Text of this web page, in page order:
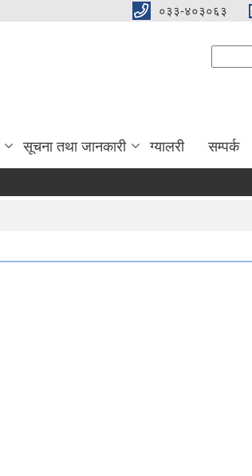
०३३-४०३०६३
सूचना तथा जानकारी ग्यालरी सम्पर्क